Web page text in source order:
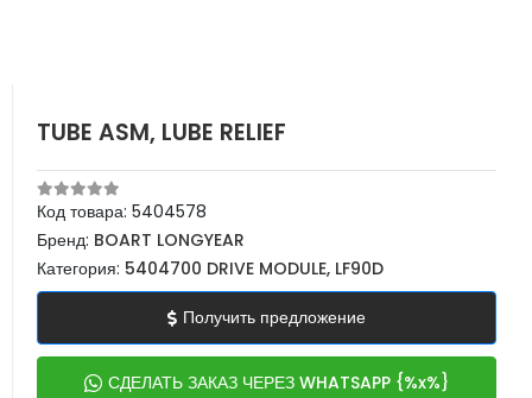
TUBE ASM, LUBE RELIEF
Код товара: 5404578
Бренд: BOART LONGYEAR
Категория: 5404700 DRIVE MODULE, LF90D
Получить предложение
СДЕЛАТЬ ЗАКАЗ ЧЕРЕЗ WHATSAPP {%x%}